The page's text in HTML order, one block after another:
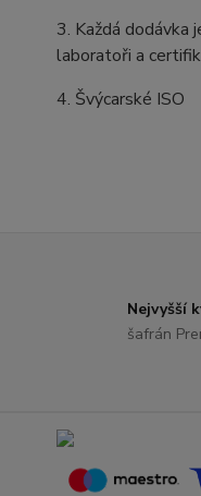
3. Každá dodávka
laboratoři a
4. Švýcarské ISO
Nejvyšší
šafrán